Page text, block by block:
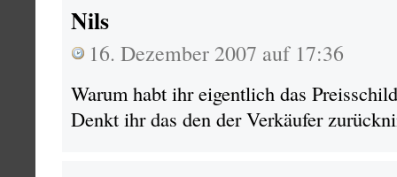
Nils
16. Dezember 2007 auf 17:36
Warum habt ihr eigentlich das
Denkt ihr das den der Verkäufer